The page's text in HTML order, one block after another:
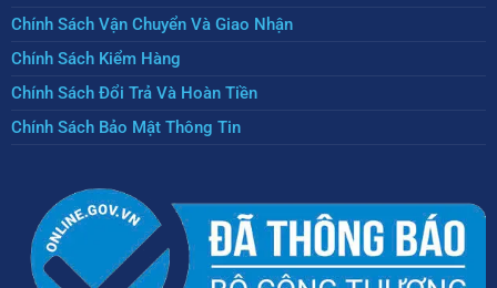
Chính Sách Vận Chuyển Và Giao Nhận
Chính Sách Kiểm Hàng
Chính Sách Đổi Trả Và Hoàn Tiền
Chính Sách Bảo Mật Thông Tin